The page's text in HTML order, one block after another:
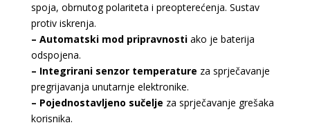
spoja, obrnutog polariteta i preopterećenja. Sustav
protiv iskrenja.
– Automatski mod pripravnostiako je baterija
odspojena.
– Integrirani senzor temperature za sprječavanje
pregrijavanja unutarnje elektronike.
– Pojednostavljeno sučelje za sprječavanje grešaka
korisnika.